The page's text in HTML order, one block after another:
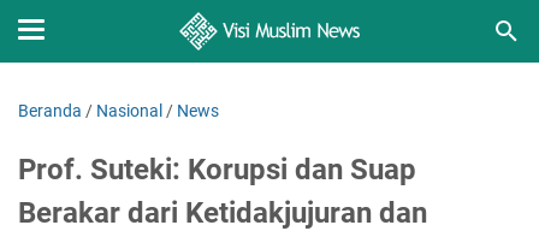
Beranda / Nasional / News
Prof. Suteki: Korupsi dan Suap
Berakar dari Ketidakjujuran dan